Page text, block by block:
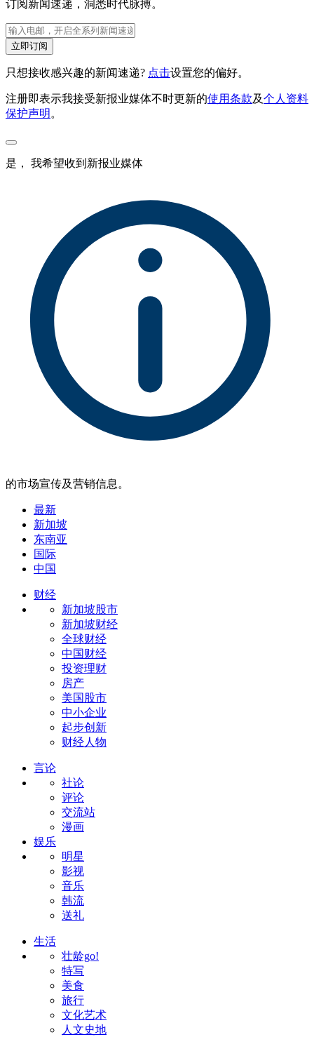
订阅新闻速递，洞悉时代脉搏。
立即订阅
只想接收感兴趣的新闻速递? 点击设置您的偏好。
注册即表示我接受新报业媒体不时更新的使用条款及个人资料
保护声明。
是， 我希望收到新报业媒体
的市场宣传及营销信息。
最新
新加坡
东南亚
国际
中国
财经
新加坡股市
新加坡财经
全球财经
中国财经
投资理财
房产
美国股市
中小企业
起步创新
财经人物
言论
社论
评论
交流站
漫画
娱乐
明星
影视
音乐
韩流
送礼
生活
壮龄go!
特写
美食
旅行
文化艺术
人文史地